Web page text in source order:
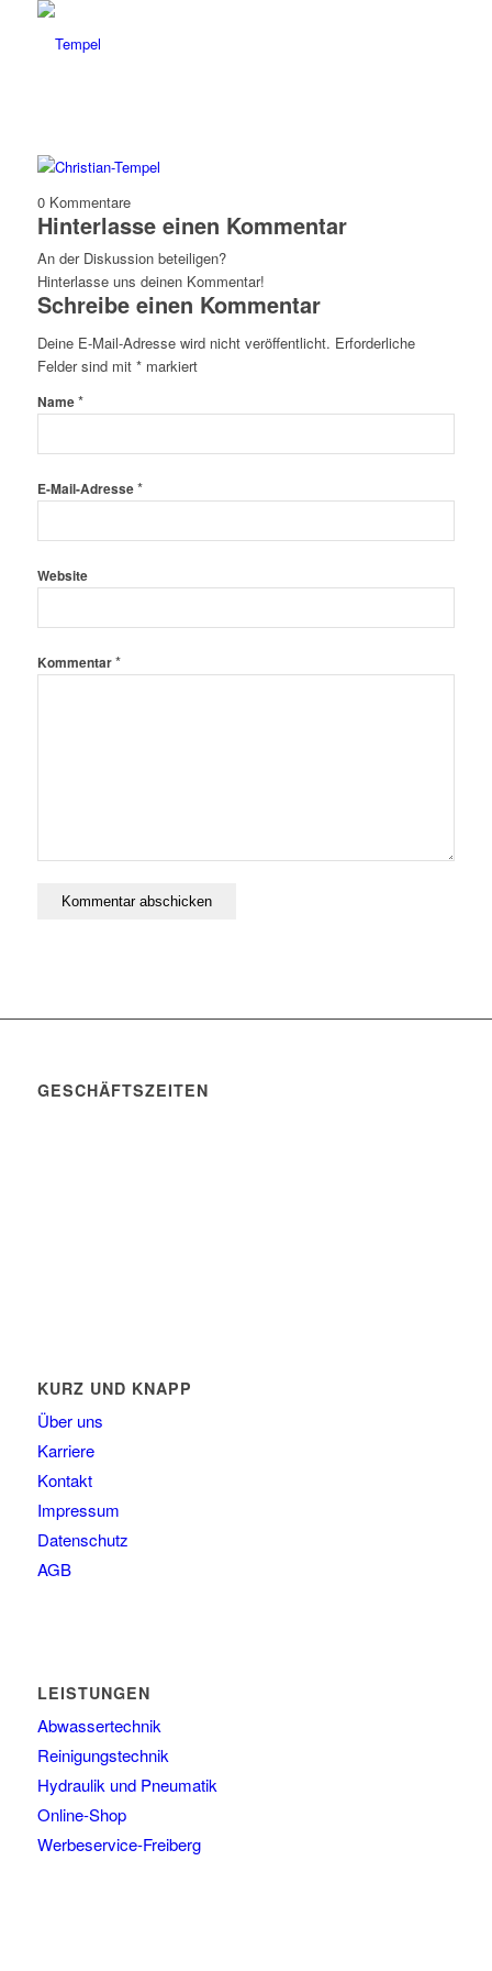
0 Kommentare
Hinterlasse einen Kommentar
An der Diskussion beteiligen?
Hinterlasse uns deinen Kommentar!
Schreibe einen Kommentar
Deine E-Mail-Adresse wird nicht veröffentlicht. Erforderliche
Felder sind mit *markiert
Name*
E-Mail-Adresse*
Website
Kommentar*
GESCHÄFTSZEITEN
KURZ UND KNAPP
Über uns
Karriere
Kontakt
Impressum
Datenschutz
AGB
LEISTUNGEN
Abwassertechnik
Reinigungstechnik
Hydraulik und Pneumatik
Online-Shop
Werbeservice-Freiberg